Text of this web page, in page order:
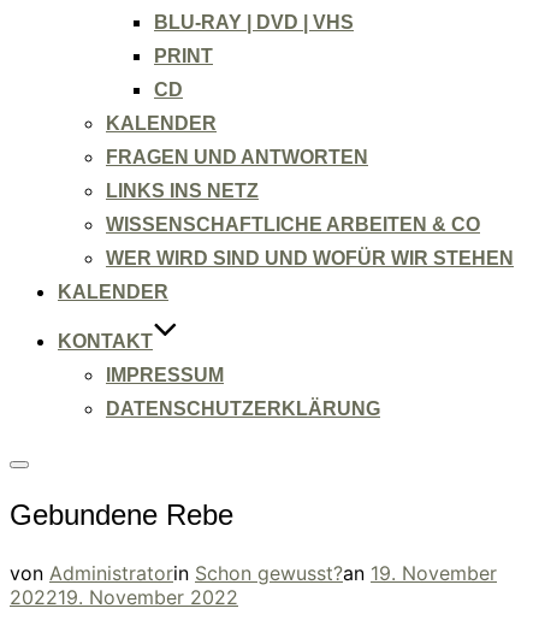
BLU-RAY | DVD | VHS
PRINT
CD
KALENDER
FRAGEN UND ANTWORTEN
LINKS INS NETZ
WISSENSCHAFTLICHE ARBEITEN & CO
WER WIRD SIND UND WOFÜR WIR STEHEN
KALENDER
KONTAKT
IMPRESSUM
DATENSCHUTZERKLÄRUNG
Seitenleiste
Navigation
umschalten
Gebundene Rebe
von Administratorin Schon gewusst?an Veröffentlicht
19. November
202219. November 2022